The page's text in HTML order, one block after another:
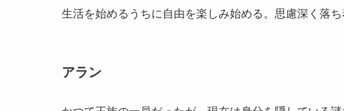
生活を始めるうちに自由を楽しみ始める。思慮深く落
アラン